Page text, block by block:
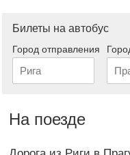
Билеты на автобус
Город отправления
На поезде